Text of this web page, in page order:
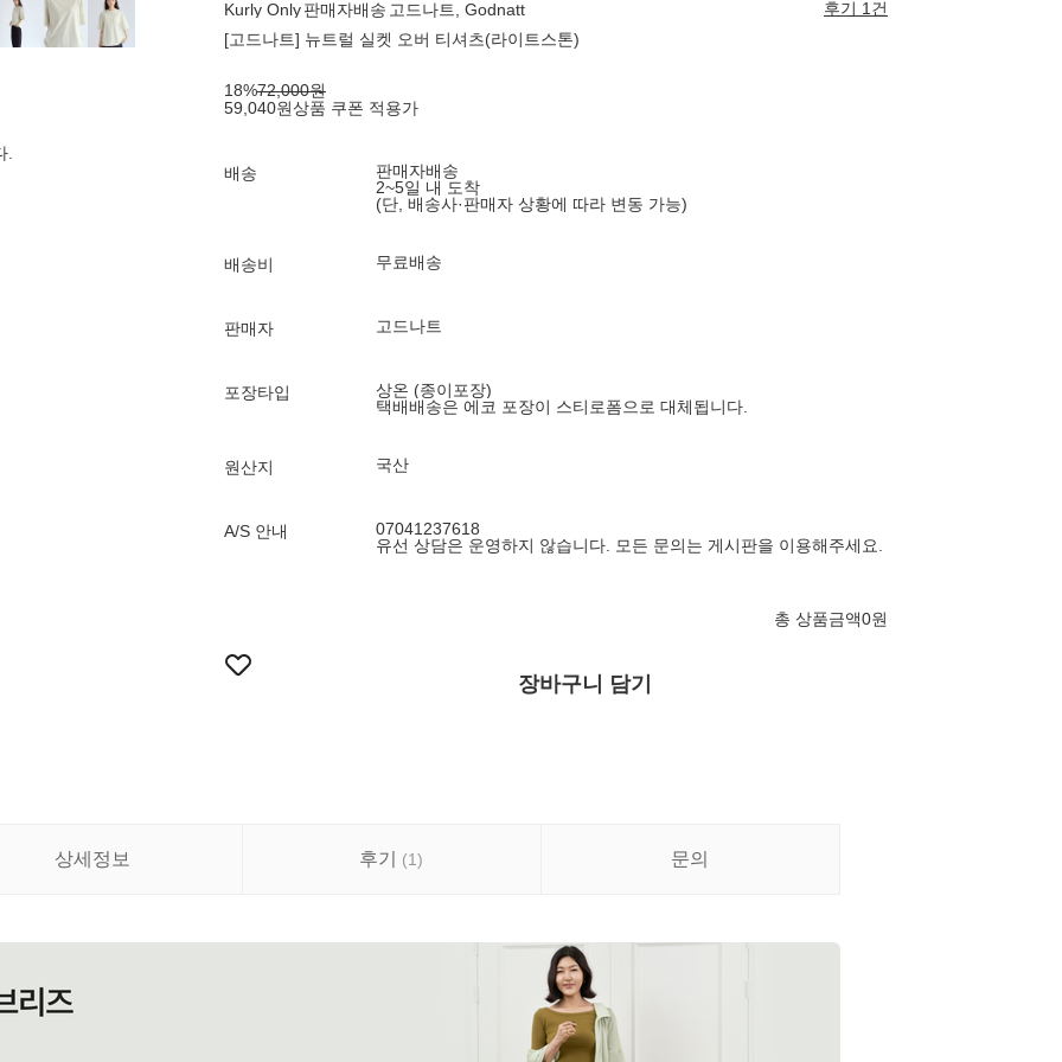
.
Kurly Only판매자배송 고드나트, Godnatt
후기 1건
[고드나트] 뉴트럴 실켓 오버 티셔츠(라이트스톤)
18%72,000원
59,040원상품 쿠폰 적용가
배송
판매자배송
2~5일 내 도착
(단, 배송사·판매자 상황에 따라 변동 가능)
배송비 무료배송
판매자 고드나트
포장타입
상온 (종이포장)
택배배송은 에코 포장이 스티로폼으로 대체됩니다.
원산지 국산
A/S 안내
07041237618
유선 상담은 운영하지 않습니다. 모든 문의는 게시판을 이용해주세요.
총 상품금액0원
장바구니 담기
상세정보 후기 (1) 문의